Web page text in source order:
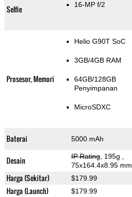
Selfie 16-MP f/2
Prosesor, Memori
Helio G90T SoC
3GB/4GB RAM
64GB/128GB
Penyimpanan
MicroSDXC
Baterai 5000 mAh
Desain IP Rating, 195g
75x164.4x8.95 mm
Harga (Sekitar) $179.99
Harga (Launch) $179.99